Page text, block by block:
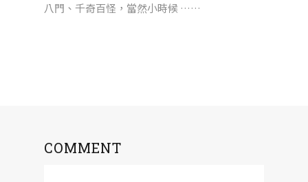
八門、千奇百怪，當然小時候 ……
COMMENT